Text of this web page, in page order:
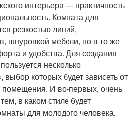
интерьера — практичность
Комната для
резкостью линий,
шнуровкой мебели, но в то же
и удобства. Для создания
несколько
выбор которых будет зависеть от
помещения. И во-первых, очень
в каком стиле будет
для молодого человека.